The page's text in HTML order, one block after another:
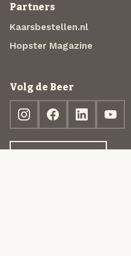
Partners
Kaarsbestellen.nl
Hopster Magazine
Volg de Beer